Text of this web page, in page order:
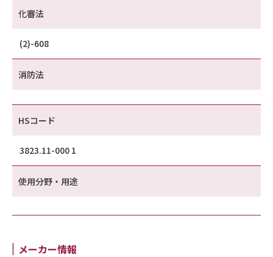
化審法
(2)-608
消防法
HSコード
3823.11-000 1
使用分野・用途
メーカー情報